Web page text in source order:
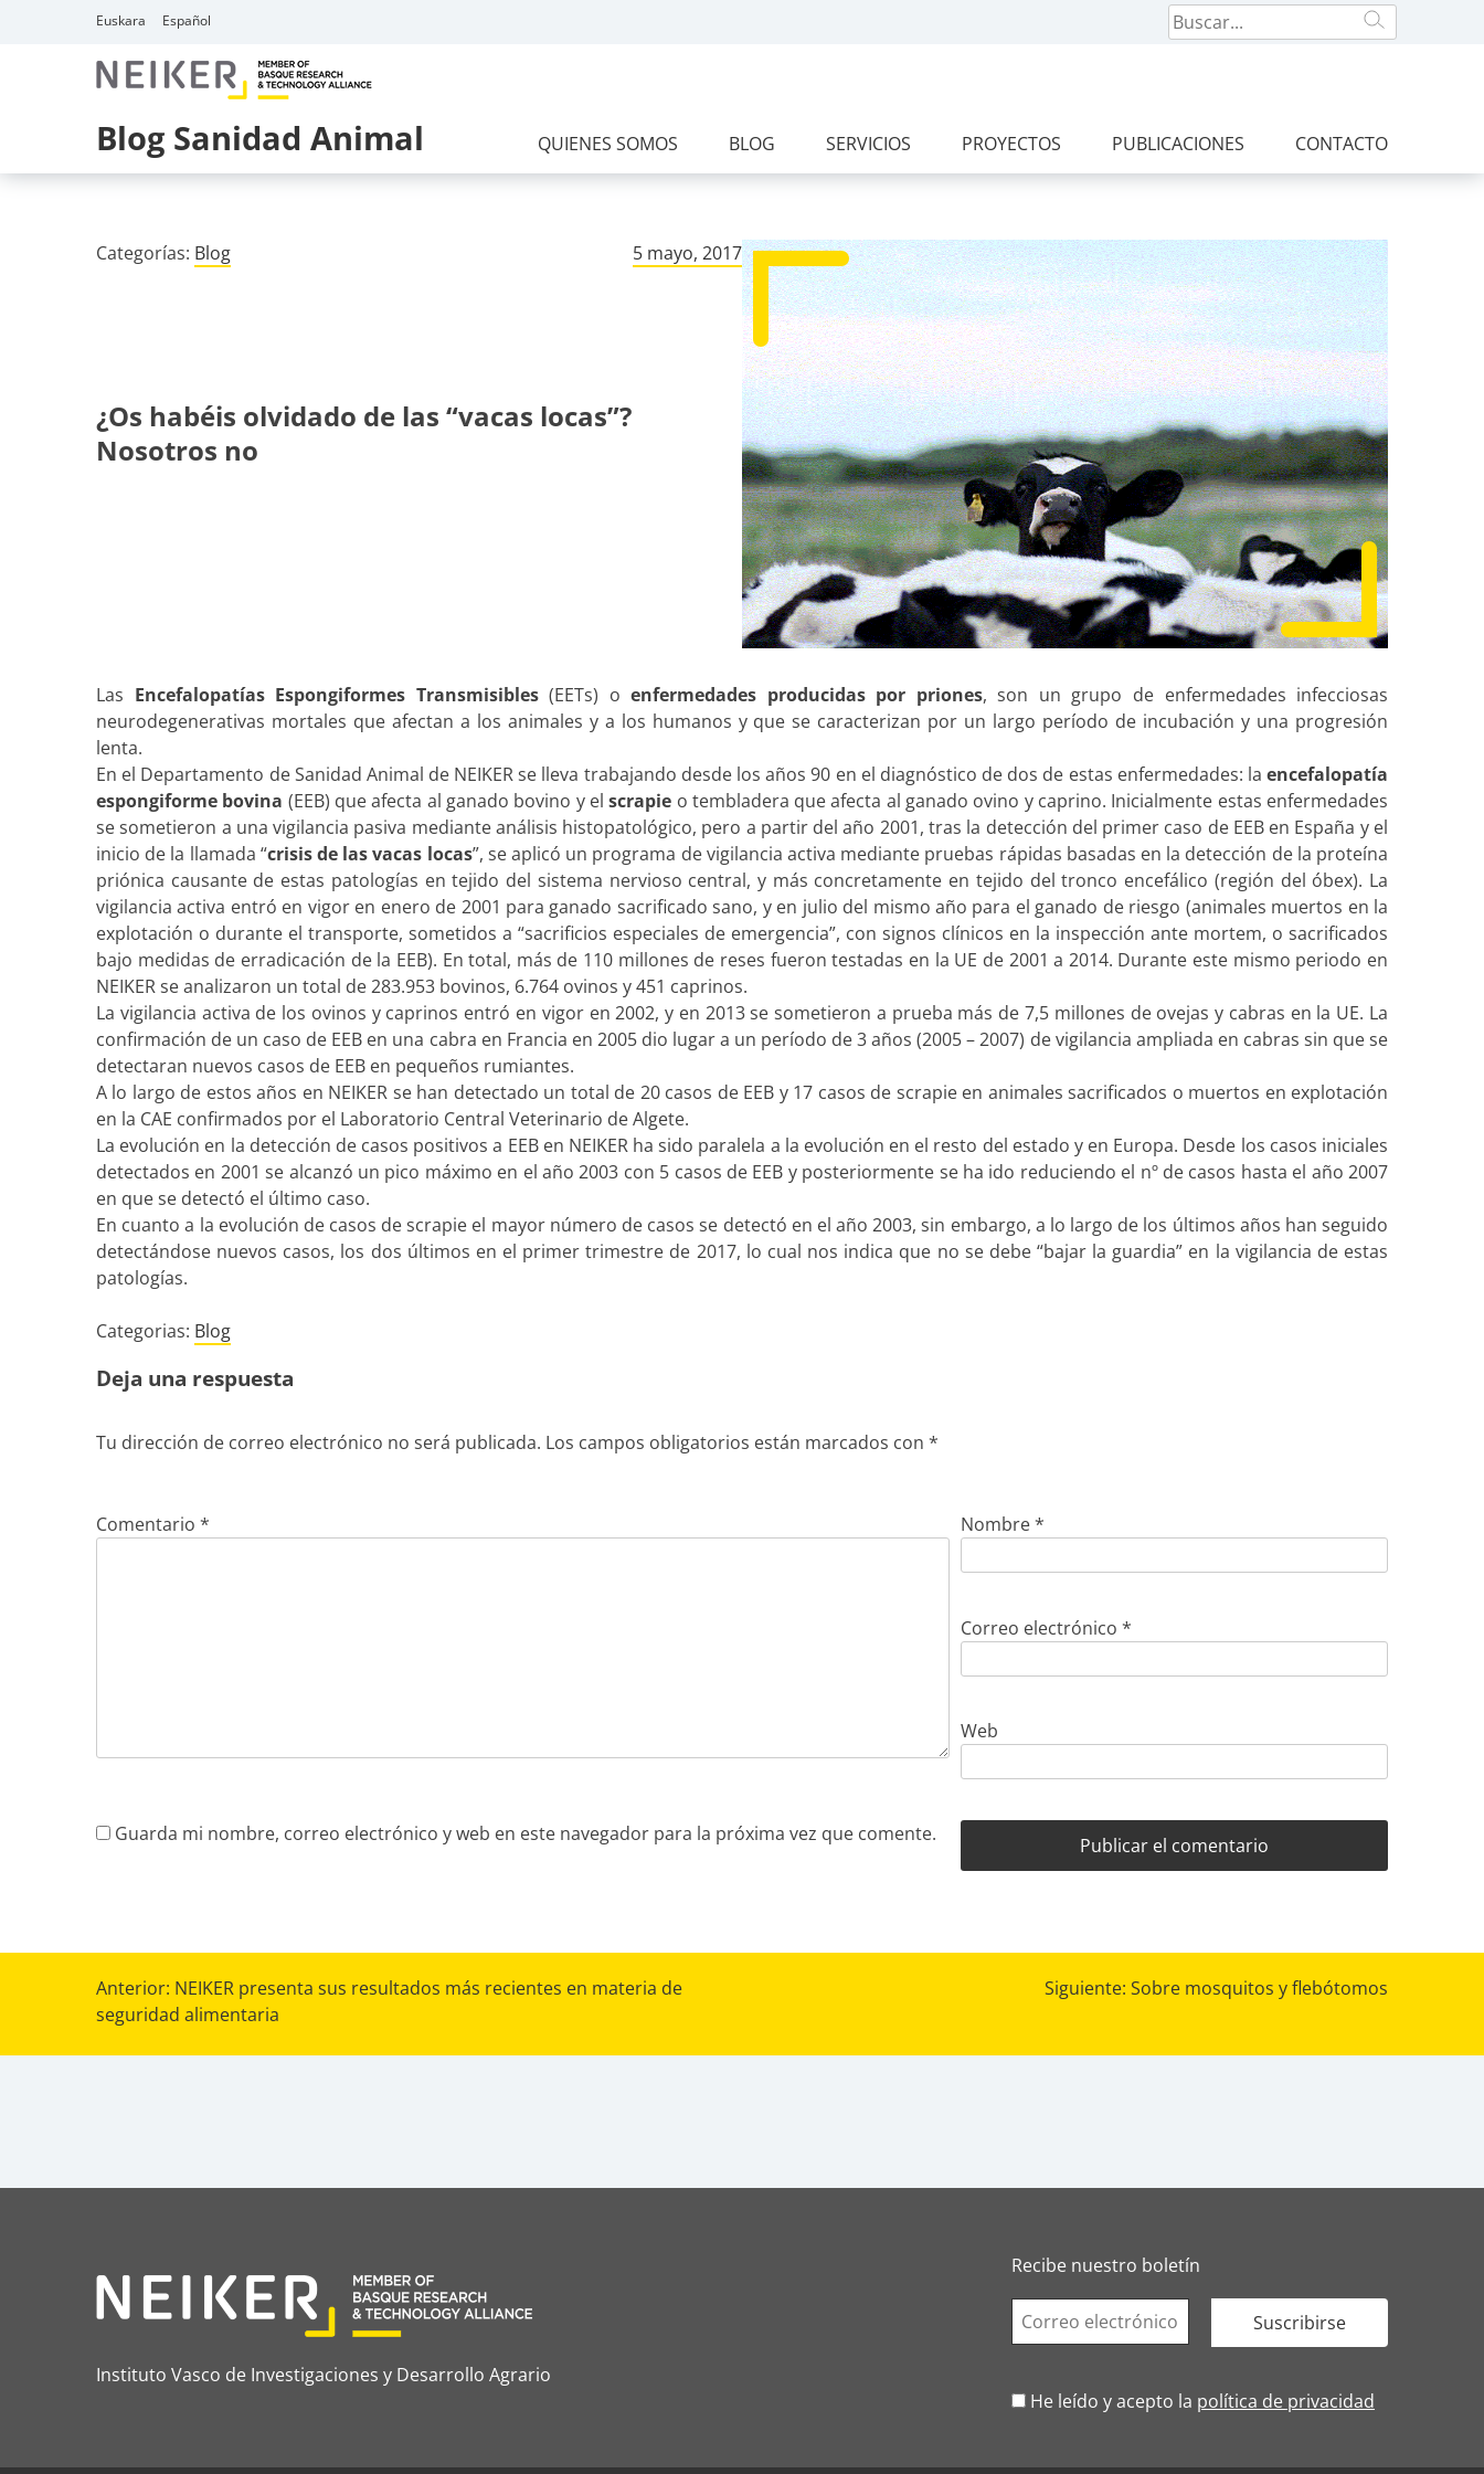
Euskara Español
Blog Sanidad Animal QUIENES SOMOS BLOG SERVICIOS PROYECTOS PUBLICACIONES CONTACTO
Categorías: Blog 5 mayo, 2017
¿Os habéis olvidado de las “vacas locas”?
Nosotros no
Las Encefalopatías Espongiformes Transmisibles(EETs) oenfermedades producidas por priones, son un grupo de enfermedades infecciosas
neurodegenerativas mortales que afectan a los animales y a los humanos y que se caracterizan por un largo período de incubación y una progresión
lenta.
En el Departamento de Sanidad Animal de NEIKER se lleva trabajando desde los años 90 en el diagnóstico de dos de estas enfermedades: la encefalopatía
espongiforme bovina (EEB) que afecta al ganado bovino y elscrapie o tembladera que afecta al ganado ovino y caprino. Inicialmente estas enfermedades
se sometieron a una vigilancia pasiva mediante análisis histopatológico, pero a partir del año 2001, tras la detección del primer caso de EEB en España y el
inicio de la llamada “crisis de las vacas locas”, se aplicó un programa de vigilancia activa mediante pruebas rápidas basadas en la detección de la proteína
priónica causante de estas patologías en tejido del sistema nervioso central, y más concretamente en tejido del tronco encefálico (región del óbex). La
vigilancia activa entró en vigor en enero de 2001 para ganado sacrificado sano, y en julio del mismo año para el ganado de riesgo (animales muertos en la
explotación o durante el transporte, sometidos a “sacrificios especiales de emergencia”, con signos clínicos en la inspección ante mortem, o sacrificados
bajo medidas de erradicación de la EEB). En total, más de 110 millones de reses fueron testadas en la UE de 2001 a 2014. Durante este mismo periodo en
NEIKER se analizaron un total de 283.953 bovinos, 6.764 ovinos y 451 caprinos.
La vigilancia activa de los ovinos y caprinos entró en vigor en 2002, y en 2013 se sometieron a prueba más de 7,5 millones de ovejas y cabras en la UE. La
confirmación de un caso de EEB en una cabra en Francia en 2005 dio lugar a un período de 3 años (2005 – 2007) de vigilancia ampliada en cabras sin que se
detectaran nuevos casos de EEB en pequeños rumiantes.
A lo largo de estos años en NEIKER se han detectado un total de 20 casos de EEB y 17 casos de scrapie en animales sacrificados o muertos en explotación
en la CAE confirmados por el Laboratorio Central Veterinario de Algete.
La evolución en la detección de casos positivos a EEB en NEIKER ha sido paralela a la evolución en el resto del estado y en Europa. Desde los casos iniciales
detectados en 2001 se alcanzó un pico máximo en el año 2003 con 5 casos de EEB y posteriormente se ha ido reduciendo el nº de casos hasta el año 2007
en que se detectó el último caso.
En cuanto a la evolución de casos de scrapie el mayor número de casos se detectó en el año 2003, sin embargo, a lo largo de los últimos años han seguido
detectándose nuevos casos, los dos últimos en el primer trimestre de 2017, lo cual nos indica que no se debe “bajar la guardia” en la vigilancia de estas
patologías.
Categorias: Blog
Deja una respuesta
Tu dirección de correo electrónico no será publicada. Los campos obligatorios están marcados con *
Comentario * Nombre*
Correo electrónico*
Web
Guarda mi nombre, correo electrónico y web en este navegador para la próxima vez que comente.
Navegación
de
entradas
Anterior: NEIKER presenta sus resultados más recientes en materia de
seguridad alimentaria
Siguiente: Sobre mosquitos y flebótomos
Instituto Vasco de Investigaciones y Desarrollo Agrario
Recibe nuestro boletín
He leído y acepto la política de privacidad